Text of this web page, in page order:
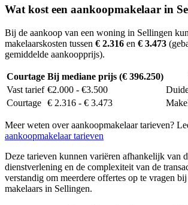
Wat kost een aankoopmakelaar in
Bij de aankoop van een woning in Sellingen
makelaarskosten tussen € 2.316 en € 3.473
gemiddelde aankoopprijs).
Courtage Bij mediane prijs (€ 396.250)
Vast tarief €2.000 - €3.500
Courtage € 2.316 - € 3.473
Meer weten over aankoopmakelaar tarieven?
aankoopmakelaar tarieven
Deze tarieven kunnen variëren afhankelijk van
dienstverlening en de complexiteit van de
verstandig om meerdere offertes op te vragen
makelaars in Sellingen.